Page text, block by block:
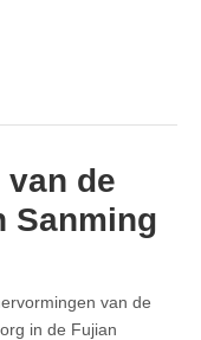
de
Sanming
van de
in de Fujian